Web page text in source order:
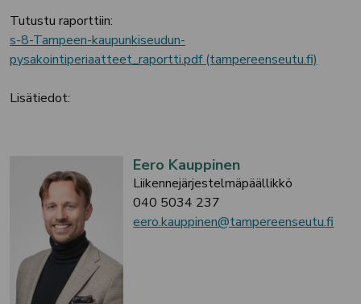
Tutustu raporttiin:
s-8-Tampeen-kaupunkiseudun-
pysakointiperiaatteet_raportti.pdf (tampereenseutu.fi)
Lisätiedot:
Eero Kauppinen
Liikennejärjestelmäpäällikkö
040 5034 237
eero.kauppinen@tampereenseutu.fi